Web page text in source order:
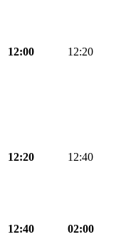
12:00 12:20
12:20 12:40
12:40 02:00